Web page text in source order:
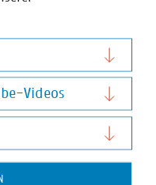
Videos